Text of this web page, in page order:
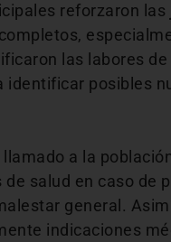
reforzaron las
las labores
identificar posibles
a la
de salud en caso de
general.
indicaciones